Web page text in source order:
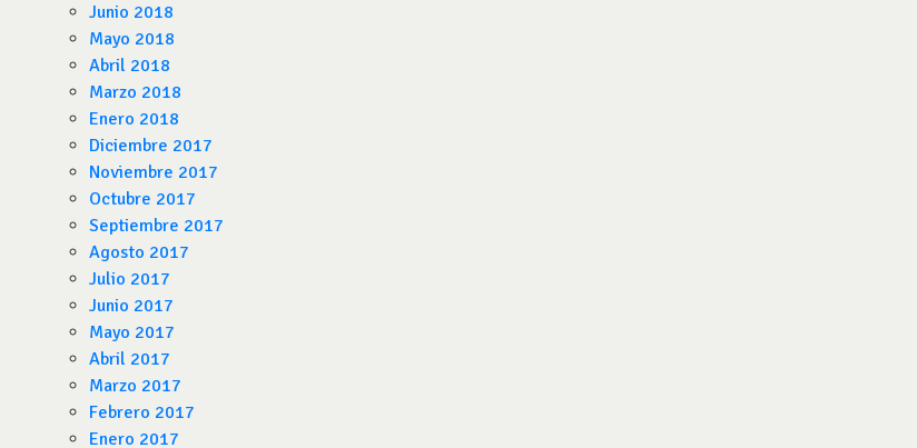
Junio 2018
Mayo 2018
Abril 2018
Marzo 2018
Enero 2018
Diciembre 2017
Noviembre 2017
Octubre 2017
Septiembre 2017
Agosto 2017
Julio 2017
Junio 2017
Mayo 2017
Abril 2017
Marzo 2017
Febrero 2017
Enero 2017